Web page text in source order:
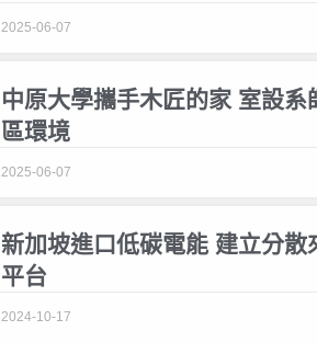
2025-06-07
中原大學攜手木匠的家 室設系
區環境
2025-06-07
新加坡進口低碳電能 建立分散
平台
2024-10-17